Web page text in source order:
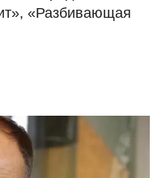
«Разбивающая